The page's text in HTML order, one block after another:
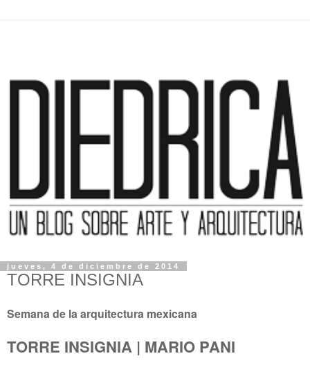
jueves, 4 de diciembre de 2014
TORRE INSIGNIA
Semana de la arquitectura mexicana
TORRE INSIGNIA | MARIO PANI